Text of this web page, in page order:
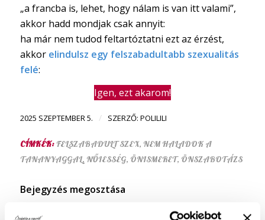
„a francba is, lehet, hogy nálam is van itt valami”,
akkor hadd mondjak csak annyit:
ha már nem tudod feltartóztatni ezt az érzést,
akkor elindulsz egy felszabadultabb szexualitás
felé:
Igen, ezt akarom!
2025 SZEPTEMBER 5. / SZERZŐ: POLILILI
CÍMKÉK: FELSZABADULT SZEX, NEM HALADOK A
TANANYAGGAL, NŐIESSÉG, ÖNISMERET, ÖNSZABOTÁZS
Bejegyzés megosztása